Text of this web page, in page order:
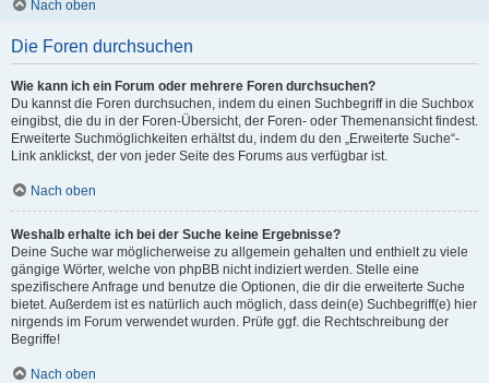
Nach oben
Die Foren durchsuchen
Wie kann ich ein Forum oder mehrere Foren durchsuchen?
Du kannst die Foren durchsuchen, indem du einen Suchbegriff in die Suchbox
eingibst, die du in der Foren-Übersicht, der Foren- oder Themenansicht findest.
Erweiterte Suchmöglichkeiten erhältst du, indem du den „Erweiterte Suche“-
Link anklickst, der von jeder Seite des Forums aus verfügbar ist.
Nach oben
Weshalb erhalte ich bei der Suche keine Ergebnisse?
Deine Suche war möglicherweise zu allgemein gehalten und enthielt zu viele
gängige Wörter, welche von phpBB nicht indiziert werden. Stelle eine
spezifischere Anfrage und benutze die Optionen, die dir die erweiterte Suche
bietet. Außerdem ist es natürlich auch möglich, dass dein(e) Suchbegriff(e) hier
nirgends im Forum verwendet wurden. Prüfe ggf. die Rechtschreibung der
Begriffe!
Nach oben